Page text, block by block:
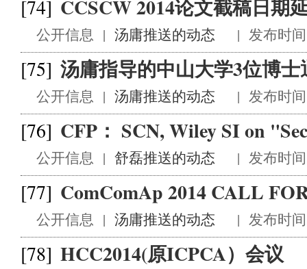
[74] CCSCW 2014论文截稿日期
公开信息 | 汤庸推送的动态 | 发布时
[75] 汤庸指导的中山大学3位博
公开信息 | 汤庸推送的动态 | 发布时
[76] CFP： SCN, Wiley SI on
公开信息 | 舒磊推送的动态 | 发布时
[77] ComComAp 2014 CALL
公开信息 | 汤庸推送的动态 | 发布时
[78] HCC2014(原ICPCA）会议